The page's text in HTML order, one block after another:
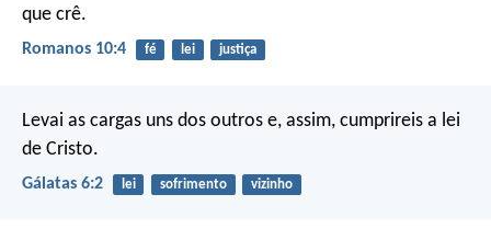
que crê.
Romanos 10:4 fé lei justiça
Levai as cargas uns dos outros e, assim, cumprireis a lei
de Cristo.
Gálatas 6:2 lei sofrimento vizinho